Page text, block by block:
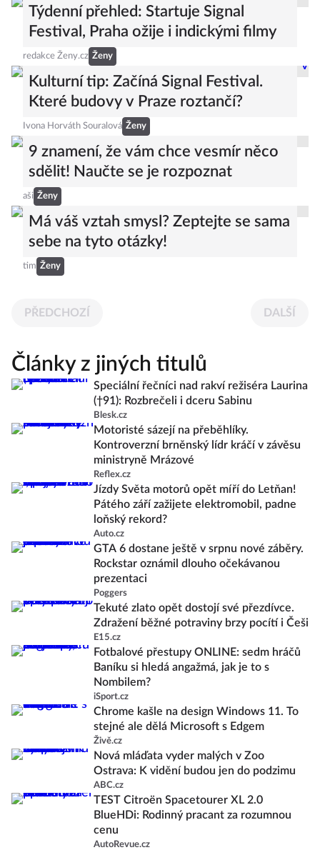
Týdenní přehled: Startuje Signal
Festival, Praha ožije i indickými filmy
redakce Ženy.cz Ženy
Kulturní tip: Začíná Signal Festival.
Které budovy v Praze roztančí?
Ivona Horváth Souralová Ženy
9 znamení, že vám chce vesmír něco
sdělit! Naučte se je rozpoznat
aši Ženy
Má váš vztah smysl? Zeptejte se sama
sebe na tyto otázky!
tim Ženy
PŘEDCHOZÍ DALŠÍ
Články z jiných titulů
Speciální řečníci nad rakví režiséra Laurina
(†91): Rozbrečeli i dceru Sabinu
Blesk.cz
Motoristé sázejí na přeběhlíky.
Kontroverzní brněnský lídr kráčí v závěsu
ministryně Mrázové
Reflex.cz
Jízdy Světa motorů opět míří do Letňan!
Pátého září zažijete elektromobil, padne
loňský rekord?
Auto.cz
GTA 6 dostane ještě v srpnu nové záběry.
Rockstar oznámil dlouho očekávanou
prezentaci
Poggers
Tekuté zlato opět dostojí své přezdívce.
Zdražení běžné potraviny brzy pocítí i Češi
E15.cz
Fotbalové přestupy ONLINE: sedm hráčů
Baníku si hledá angažmá, jak je to s
Nombilem?
iSport.cz
Chrome kašle na design Windows 11. To
stejné ale dělá Microsoft s Edgem
Živě.cz
Nová mláďata vyder malých v Zoo
Ostrava: K vidění budou jen do podzimu
ABC.cz
TEST Citroën Spacetourer XL 2.0
BlueHDi: Rodinný pracant za rozumnou
cenu
AutoRevue.cz